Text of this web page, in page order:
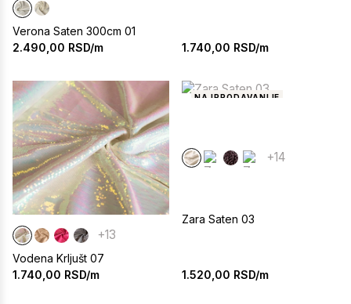
Verona Saten 300cm 01
2.490,00 RSD/m 1.740,00 RSD/m
+13
Vodena Krljušt 07
1.740,00 RSD/m
NAJPRODAVANIJE
+14
Zara Saten 03
1.520,00 RSD/m